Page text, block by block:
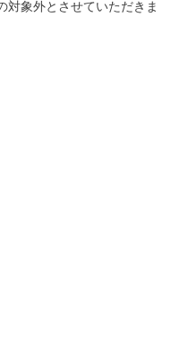
対象外とさせていただきま